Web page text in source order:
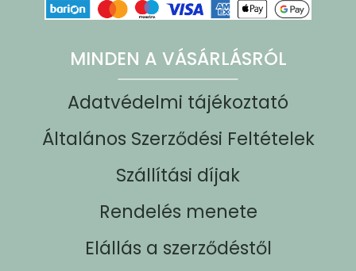
MINDEN A VÁSÁRLÁSRÓL
Adatvédelmi tájékoztató
Általános Szerződési Feltételek
Szállítási díjak
Rendelés menete
Elállás a szerződéstől